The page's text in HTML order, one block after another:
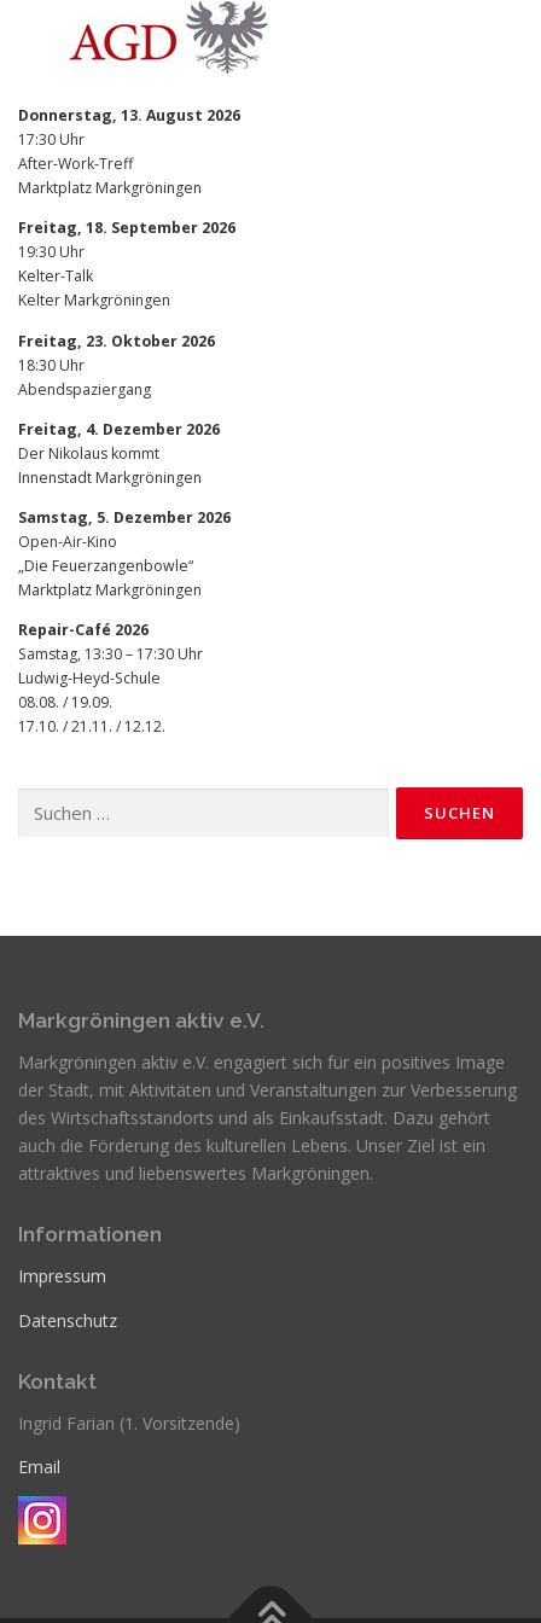
Donnerstag, 13. August 2026
17:30 Uhr
After-Work-Treff
Marktplatz Markgröningen
Freitag, 18. September 2026
19:30 Uhr
Kelter-Talk
Kelter Markgröningen
Freitag, 23. Oktober 2026
18:30 Uhr
Abendspaziergang
Freitag, 4. Dezember 2026
Der Nikolaus kommt
Innenstadt Markgröningen
Samstag, 5. Dezember 2026
Open-Air-Kino
„Die Feuerzangenbowle“
Marktplatz Markgröningen
Repair-Café 2026
Samstag, 13:30 – 17:30 Uhr
Ludwig-Heyd-Schule
08.08. / 19.09.
17.10. / 21.11. / 12.12.
nach:
Markgröningen aktiv e.V.
Markgröningen aktiv e.V. engagiert sich für ein positives Image
der Stadt, mit Aktivitäten und Veranstaltungen zur Verbesserung
des Wirtschaftsstandorts und als Einkaufsstadt. Dazu gehört
auch die Förderung des kulturellen Lebens. Unser Ziel ist ein
attraktives und liebenswertes Markgröningen.
Informationen
Impressum
Datenschutz
Kontakt
Ingrid Farian (1. Vorsitzende)
Email